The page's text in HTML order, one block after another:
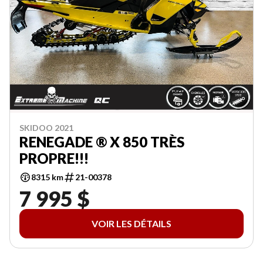
SKIDOO 2021
RENEGADE ® X 850 TRÈS
PROPRE!!!
8315 km 21-00378
7 995 $
VOIR LES DÉTAILS